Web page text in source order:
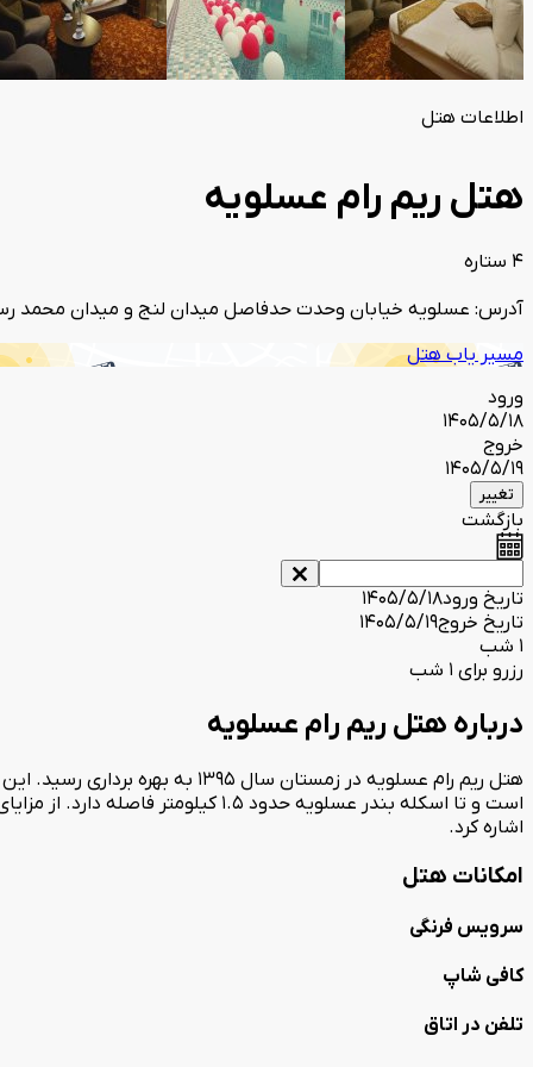
اطلاعات هتل
هتل ریم رام عسلویه
4 ستاره
آدرس: عسلویه خیابان وحدت حدفاصل میدان لنج و میدان محمد
مسیر یاب هتل
ورود
1405/5/18
خروج
1405/5/19
تغییر
بازگشت
تاریخ ورود1405/5/18
تاریخ خروج1405/5/19
1 شب
رزرو برای 1 شب
درباره هتل ریم رام عسلویه
است و تا اسکله بندر عسلویه حدود
اشاره کرد.
امکانات هتل
سرویس فرنگی
کافی شاپ
تلفن در اتاق